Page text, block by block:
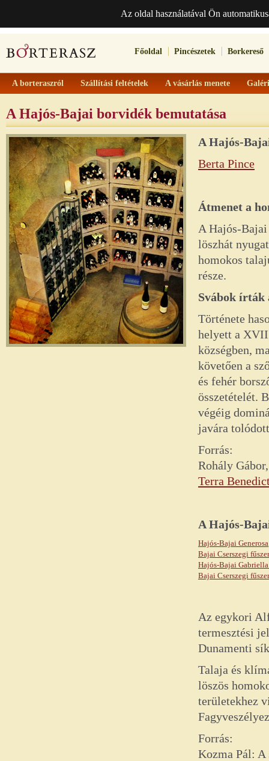
Az oldal használatával Ön
Főoldal Pincészetek Borkereső
A borteraszról Szállítási feltételek A vásárlás menete
A Hajós-Bajai borvidék bemutatása
A Hajós-
Berta Pince
Átmenet a
A Hajós-
löszhát
homokos
része.
Svábok írták
Története
helyett a
községben,
követően a
és fehér
összetételét.
végéig
javára
Forrás:
Rohály
Terra
A Hajós-
Hajós-Bajai Generosa
Bajai Cserszegi
Hajós-Bajai
Bajai Cserszegi
Az egykori
termesztési
Dunamenti
Talaja és
löszös
területekhez
Forrás:
Kozma Pál: A